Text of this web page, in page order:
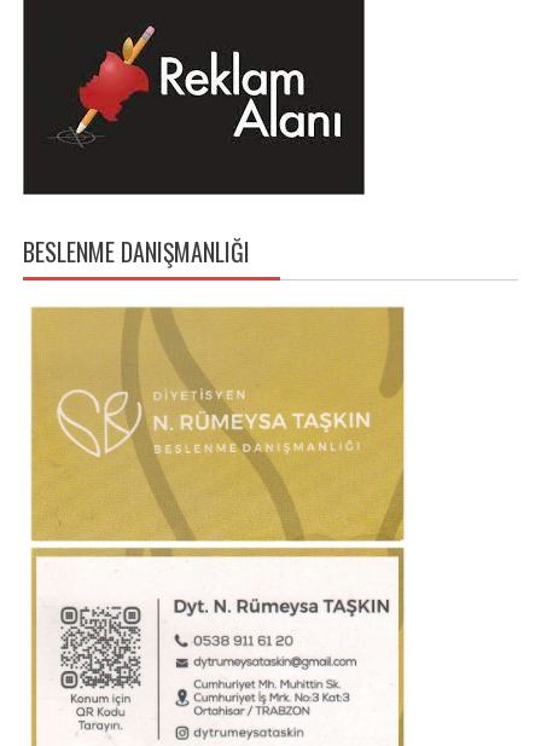
BESLENME DANIŞMANLIĞI